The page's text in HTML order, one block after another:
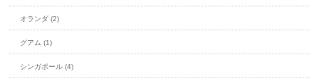
オランダ (2)
グアム (1)
シンガポール (4)